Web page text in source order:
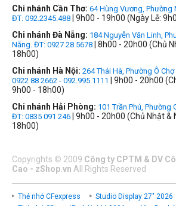
Chi nhánh Cần Thơ: 64 Hùng Vương, Phường
ĐT: 092.2345.488 | 9h00 - 19h00 (Ngày Lễ:
Chi nhánh Đà Nẵng: 184 Nguyễn Văn Linh,
Nẵng. ĐT: 0927 28 5678 | 8h00 - 20h00 (Chủ
18h00)
Chi nhánh Hà Nội: 264 Thái Hà, Phường Ô
0922 88 2662 - 092.995.1111
| 9h00 - 20h00
9h00 - 18h00)
Chi nhánh Hải Phòng: 101 Trần Phú, Phường
ĐT: 0835 091 246 | 9h00 - 20h00 (Chủ Nhật &
18h00)
Copyrights © 2009 Công ty CPTM & DV
Cao - zShop.vn All Rights Reserved
Thẻ nhớ CFexpress Studio Display 27" 2026